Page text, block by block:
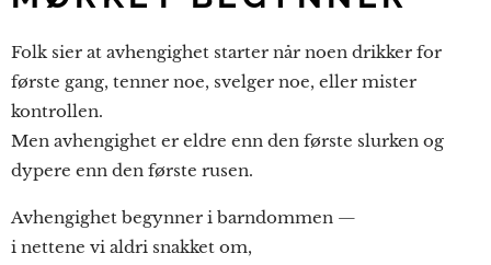
Folk sier at avhengighet starter når noen drikker for
første gang, tenner noe, svelger noe, eller mister
kontrollen.
Men avhengighet er eldre enn den første slurken og
dypere enn den første rusen.
Avhengighet begynner i barndommen —
i nettene vi aldri snakket om,